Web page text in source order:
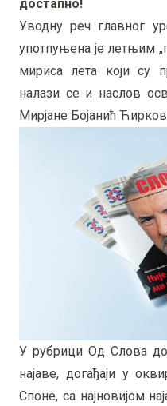
достапно!
Уводну реч главног
употпуњена је летњим
мириса лета који су
налази се и наслов
Мирјане Бојанић
У рубрици Од Слова
најаве, догађаји у
Споне, са најновијом